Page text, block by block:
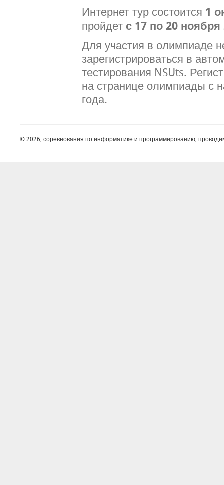
Интернет тур состоится 1
пройдет с 17 по 20 ноября
Для участия в олимпиаде
зарегистрироваться в
тестирования NSUts.
на странице олимпиады с
года.
© 2026, соревнования по информатике и программированию,